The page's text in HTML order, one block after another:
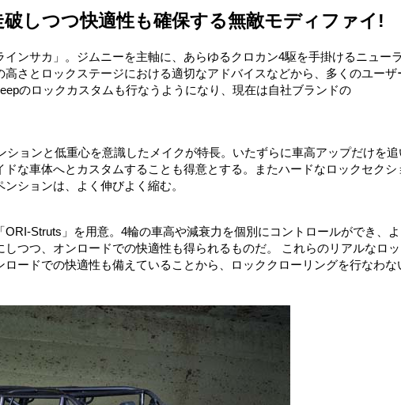
しつつ快適性も確保する無敵モディファイ!
ンサカ」。ジムニーを主軸に、あらゆるクロカン4駆を手掛けるニュー
さとロックステージにおける適切なアドバイスなどから、多くのユーザ
のロックカスタムも行なうようになり、現在は自社ブランドの
ョンと低重心を意識したメイクが特長。いたずらに車高アップだけを追
な車体へとカスタムすることも得意とする。またハードなロックセクシ
ションは、よく伸びよく縮む。
」を用意。4輪の車高や減衰力を個別にコントロールができ、
つつ、オンロードでの快適性も得られるものだ。 これらのリアルなロ
ードでの快適性も備えていることから、ロッククローリングを行なわな